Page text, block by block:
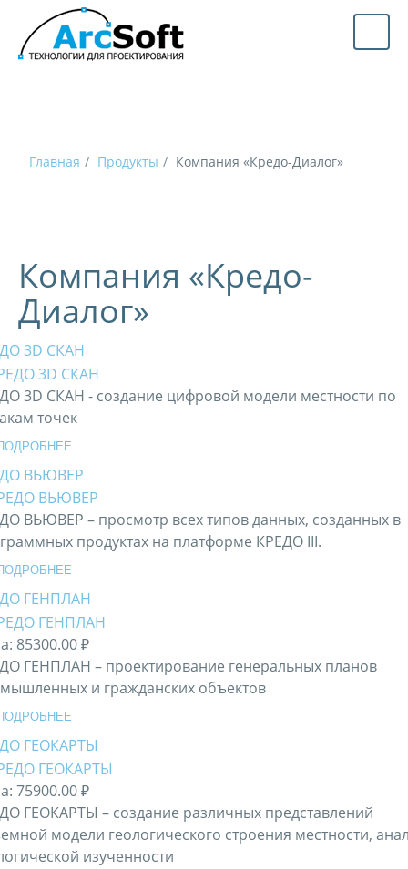
Главная Продукты Компания «Кредо-Диалог»
Компания «Кредо-
Диалог»
3D СКАН
3D СКАН - создание цифровой модели местности по
точек
ВЬЮВЕР
ВЬЮВЕР – просмотр всех типов данных, созданных в
продуктах на платформе КРЕДО III.
ГЕНПЛАН
85300.00 ₽
ГЕНПЛАН – проектирование генеральных планов
и гражданских объектов
ГЕОКАРТЫ
75900.00 ₽
ГЕОКАРТЫ – создание различных представлений
модели геологического строения местности,
изученности